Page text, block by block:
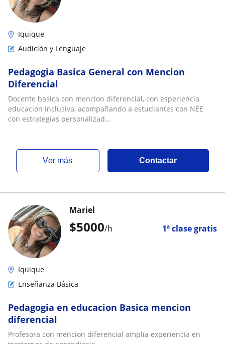
Iquique
Audición y Lenguaje
Pedagogia Basica General con Mencion
Diferencial
Docente basica con mencion diferencial, con esperiencia
educacion inclusiva, acompañando a estudiantes con NEE
con estrategias personalizad...
ver más Contactar
$5000/h 1ª clase gratis
Mariel
Iquique
Enseñanza Básica
Pedagogia en educacion Basica mencion
diferencial
Profesora con mencion diferencial amplia experiencia en